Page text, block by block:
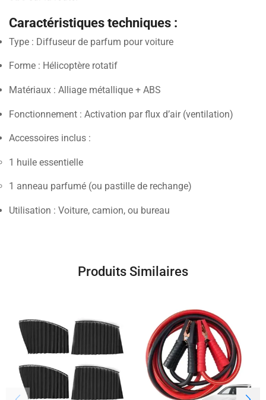
Caractéristiques techniques :
Type : Diffuseur de parfum pour voiture
Forme : Hélicoptère rotatif
Matériaux : Alliage métallique + ABS
Fonctionnement : Activation par flux d’air (ventilation)
Accessoires inclus :
1 huile essentielle
1 anneau parfumé (ou pastille de rechange)
Utilisation : Voiture, camion, ou bureau
Produits Similaires